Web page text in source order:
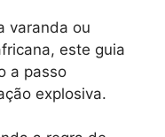
varanda ou
este guia
a passo
explosiva.